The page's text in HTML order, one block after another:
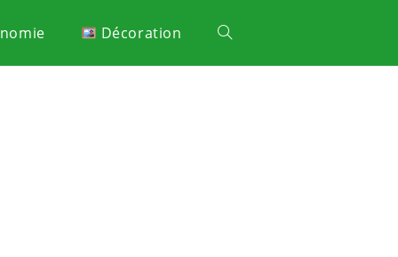
Décoration